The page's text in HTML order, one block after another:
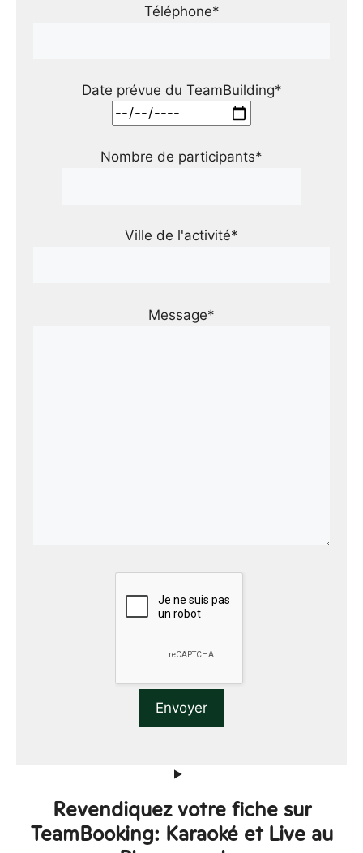
Téléphone*
Date prévue du TeamBuilding*
Nombre de participants*
Ville de l'activité*
Message*
Revendiquez votre fiche sur
TeamBooking: Karaoké et Live au